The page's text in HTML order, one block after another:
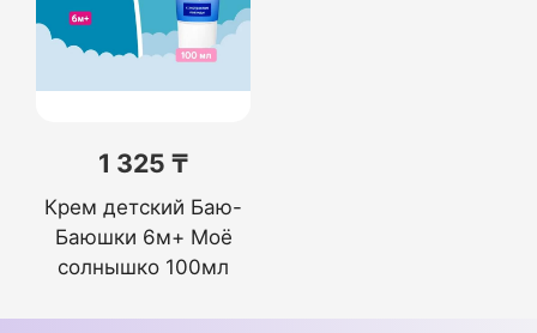
1 325 ₸
Крем детский Баю-
Баюшки 6м+ Моё
солнышко 100мл